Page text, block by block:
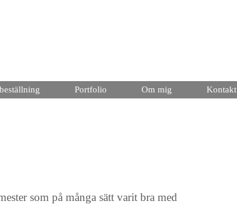
Portfolio Om mig Kontakt
som på många sätt varit bra med